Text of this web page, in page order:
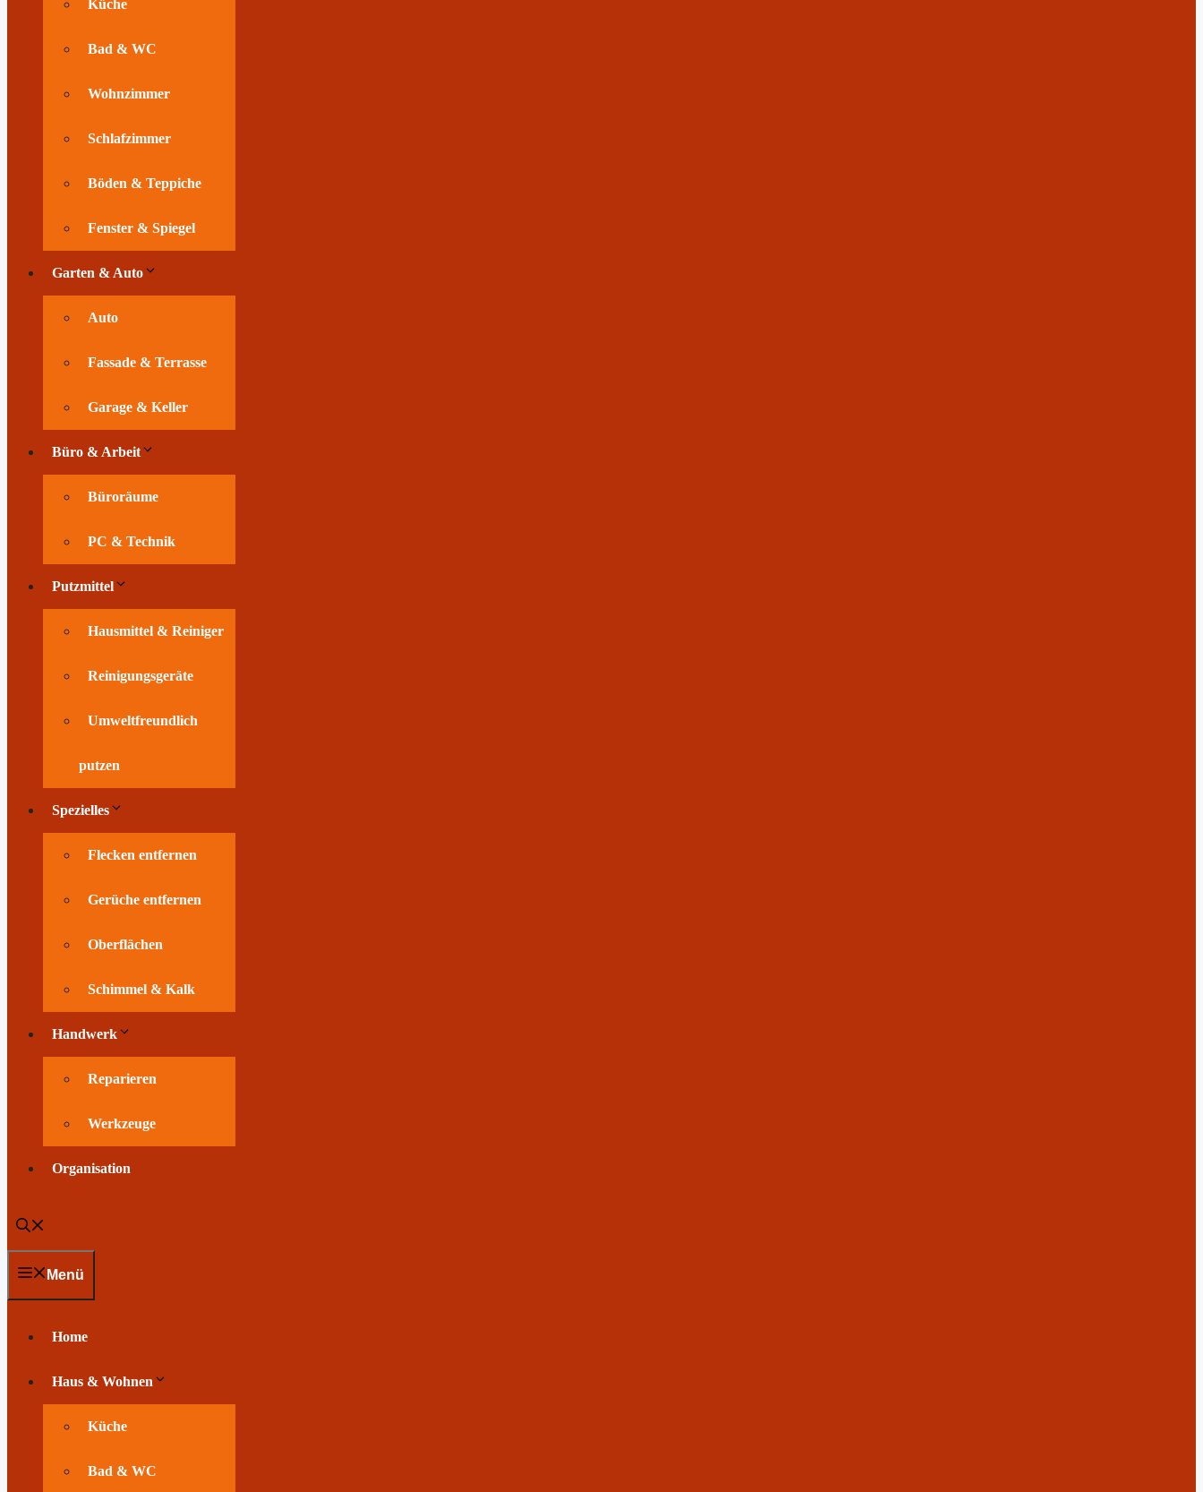
Küche
Bad & WC
Wohnzimmer
Schlafzimmer
Böden & Teppiche
Fenster & Spiegel
Garten & Auto
Auto
Fassade & Terrasse
Garage & Keller
Büro & Arbeit
Büroräume
PC & Technik
Putzmittel
Hausmittel & Reiniger
Reinigungsgeräte
Umweltfreundlich
putzen
Spezielles
Flecken entfernen
Gerüche entfernen
Oberflächen
Schimmel & Kalk
Handwerk
Reparieren
Werkzeuge
Organisation
Menü
Home
Haus & Wohnen
Küche
Bad & WC